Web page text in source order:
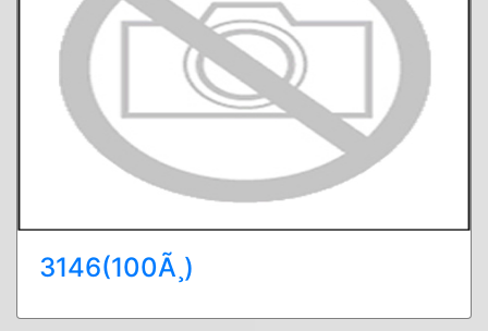
3146(100Ã¸)